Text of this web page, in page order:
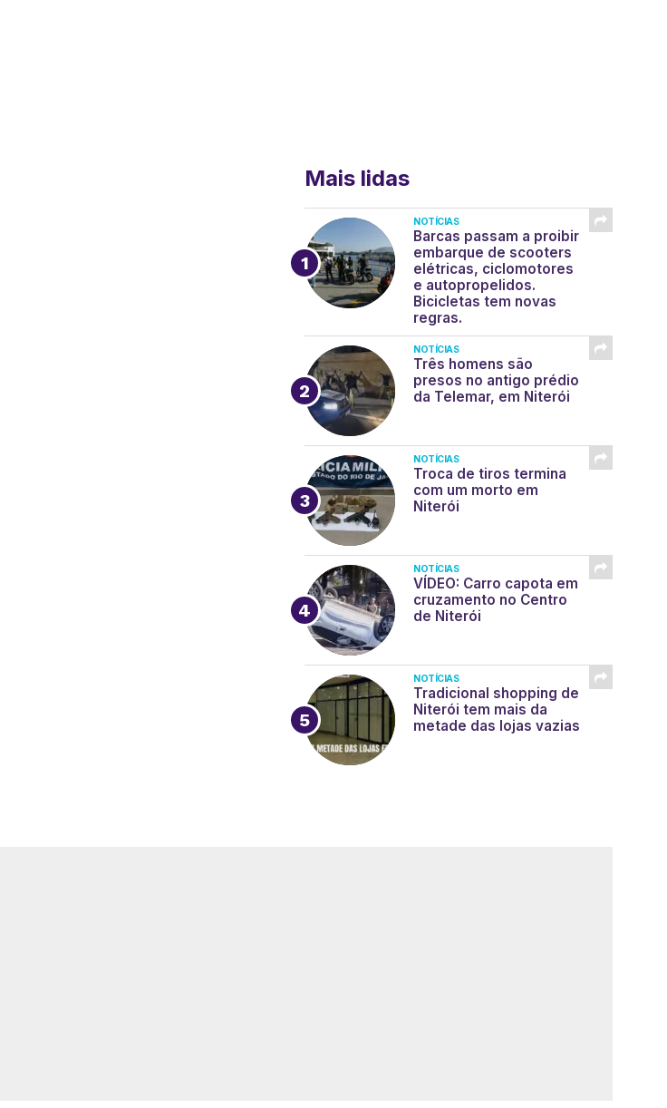
Mais lidas
NOTÍCIAS
Barcas passam a proibir
embarque de scooters
elétricas, ciclomotores
e autopropelidos.
Bicicletas tem novas
regras.
NOTÍCIAS
Três homens são
presos no antigo prédio
da Telemar, em Niterói
NOTÍCIAS
Troca de tiros termina
com um morto em
Niterói
NOTÍCIAS
VÍDEO: Carro capota em
cruzamento no Centro
de Niterói
NOTÍCIAS
Tradicional shopping de
Niterói tem mais da
metade das lojas vazias